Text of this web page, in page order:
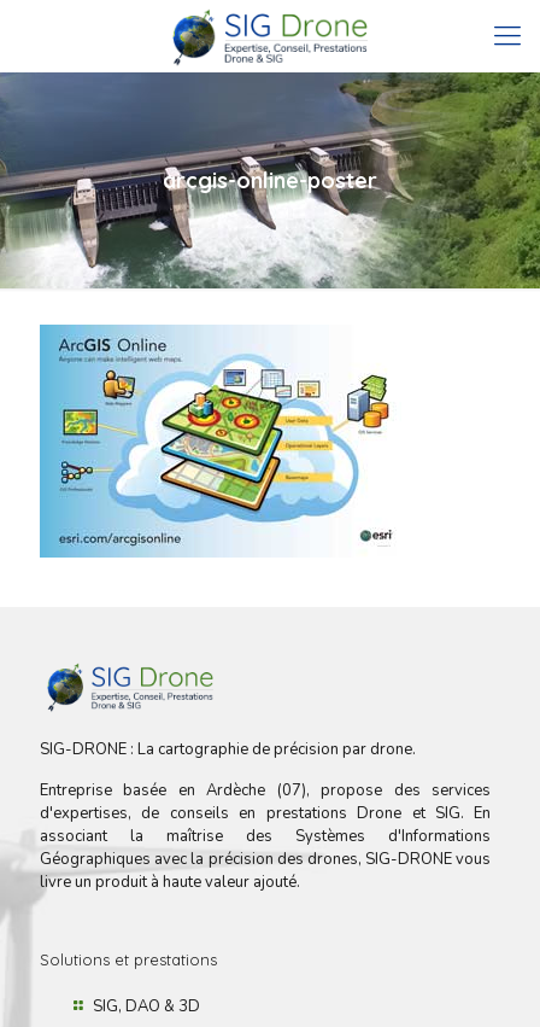
arcgis-online-poster
SIG-DRONE : La cartographie de précision par drone.
Entreprise basée en Ardèche (07), propose des services
d'expertises, de conseils en prestations Drone et SIG. En
associant la maîtrise des Systèmes d'Informations
Géographiques avec la précision des drones, SIG-DRONE vous
livre un produit à haute valeur ajouté.
Solutions et prestations
SIG, DAO & 3D